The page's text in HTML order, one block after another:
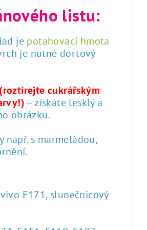
listu:
je potahovací hmota
je nutné dortový
(roztírejte cukrářským
– získáte lesklý a
obrázku.
s marmeládou,
E171, slunečnicový